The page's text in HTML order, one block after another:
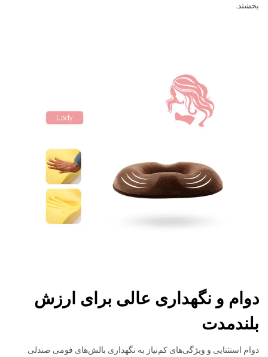
بخشند.
دوام و نگهداری عالی برای ارزش
بلندمدت
دوام استثنایی و ویژگی‌های کم‌نیاز به نگهداری بالش‌های فومی صندلی